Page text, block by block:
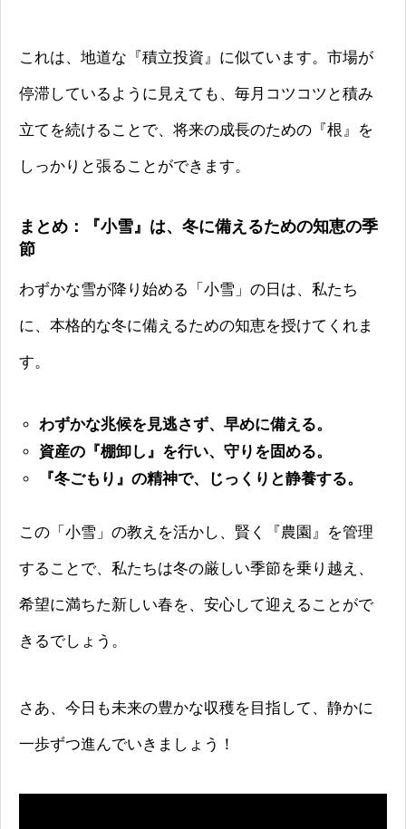
これは、地道な『積立投資』に似ています。市場が
停滞しているように見えても、毎月コツコツと積み
立てを続けることで、将来の成長のための『根』を
しっかりと張ることができます。
まとめ：『小雪』は、冬に備えるための知恵の季
節
わずかな雪が降り始める「小雪」の日は、私たち
に、本格的な冬に備えるための知恵を授けてくれま
す。
わずかな兆候を見逃さず、早めに備える。
資産の『棚卸し』を行い、守りを固める。
『冬ごもり』の精神で、じっくりと静養する。
この「小雪」の教えを活かし、賢く『農園』を管理
することで、私たちは冬の厳しい季節を乗り越え、
希望に満ちた新しい春を、安心して迎えることがで
きるでしょう。
さあ、今日も未来の豊かな収穫を目指して、静かに
一歩ずつ進んでいきましょう！